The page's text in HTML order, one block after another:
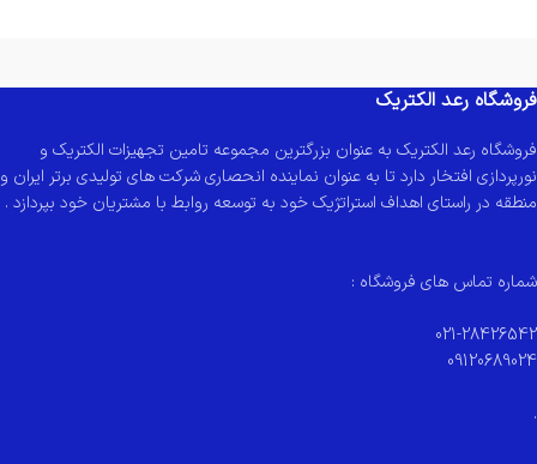
فروشگاه رعد الکتریک
فروشگاه رعد الکتریک به عنوان بزرگترین مجموعه تامین تجهیزات الکتریک و
نورپردازی افتخار دارد تا به عنوان نماینده انحصاری شرکت های تولیدی برتر ایران و
منطقه در راستای اهداف استراتژیک خود به توسعه روابط با مشتریان خود بپردازد .
شماره تماس های فروشگاه :
021-28426542
09120689024
.